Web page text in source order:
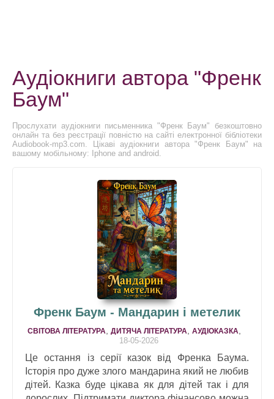
Аудіокниги автора "Френк
Баум"
Прослухати аудіокниги письменника "Френк Баум" безкоштовно
онлайн та без реєстрації повністю на сайті електронної бібліотеки
Audiobook-mp3.com. Цікаві аудіокниги автора "Френк Баум" на
вашому мобільному: Iphone and android.
Френк Баум - Мандарин і метелик
СВІТОВА ЛІТЕРАТУРА ДИТЯЧА ЛІТЕРАТУРА АУДІОКАЗКА
18-05-2026
Це остання із серії казок від Френка Баума.
Історія про дуже злого мандарина який не любив
дітей. Казка буде цікава як для дітей так і для